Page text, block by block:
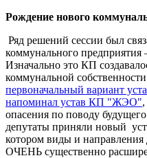
Рождение нового
Ряд решений сессии был
коммунального
Изначально это КП
коммунальной
первоначальный вариант
напоминал устав КП "ЖЭО"
опасения по поводу
депутаты приняли новый
котором виды и
ОЧЕНЬ существенно